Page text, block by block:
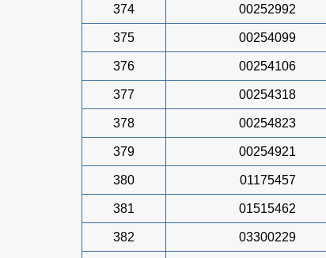
374 00252992
375 00254099
376 00254106
377 00254318
378 00254823
379 00254921
380 01175457
381 01515462
382 03300229